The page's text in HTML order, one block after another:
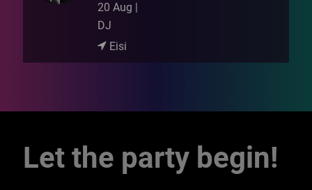
20 Aug |
DJ
Eisi
Let the party begin!